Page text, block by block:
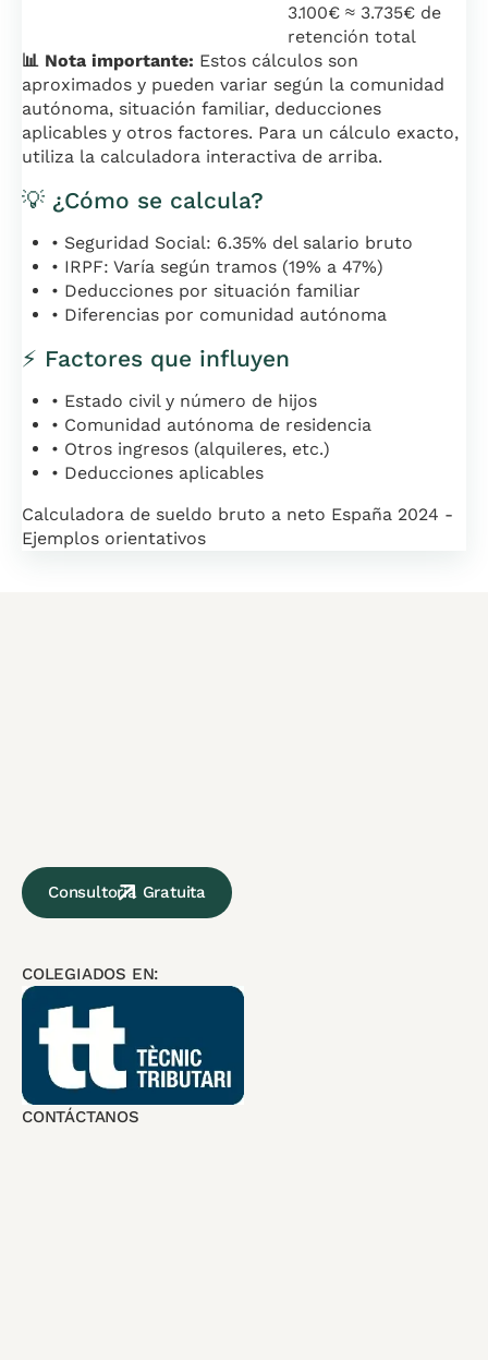
3.100€ ≈ 3.735€ de
retención total
📊 Nota importante: Estos cálculos son
aproximados y pueden variar según la comunidad
autónoma, situación familiar, deducciones
aplicables y otros factores. Para un cálculo exacto,
utiliza la calculadora interactiva de arriba.
💡 ¿Cómo se calcula?
• Seguridad Social: 6.35% del salario bruto
• IRPF: Varía según tramos (19% a 47%)
• Deducciones por situación familiar
• Diferencias por comunidad autónoma
⚡ Factores que influyen
• Estado civil y número de hijos
• Comunidad autónoma de residencia
• Otros ingresos (alquileres, etc.)
• Deducciones aplicables
Calculadora de sueldo bruto a neto España 2024 -
Ejemplos orientativos
Consultoria Gratuita
COLEGIADOS EN:
CONTÁCTANOS